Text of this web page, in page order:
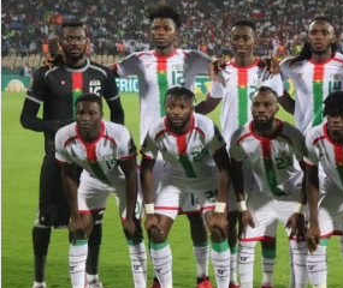
v
o
y
e
r
u
n
c
o
u